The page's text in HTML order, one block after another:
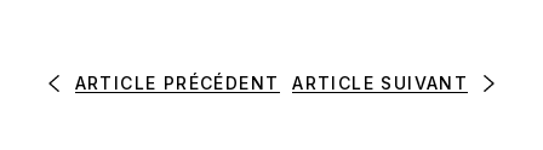
ARTICLE PRÉCÉDENT ARTICLE SUIVANT